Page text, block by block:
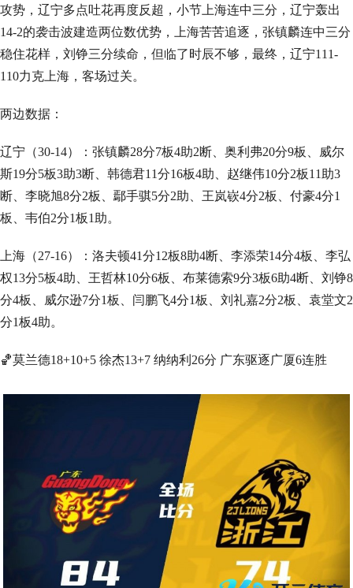
攻势，辽宁多点吐花再度反超，小节上海连中三分，辽宁轰出
14-2的袭击波建造两位数优势，上海苦苦追逐，张镇麟连中三分
稳住花样，刘铮三分续命，但临了时辰不够，最终，辽宁111-
110力克上海，客场过关。
两边数据：
辽宁（30-14）：张镇麟28分7板4助2断、奥利弗20分9板、威尔
斯19分5板3助3断、韩德君11分16板4助、赵继伟10分2板11助3
断、李晓旭8分2板、鄢手骐5分2助、王岚嵚4分2板、付豪4分1
板、韦伯2分1板1助。
上海（27-16）：洛夫顿41分12板8助4断、李添荣14分4板、李弘
权13分5板4助、王哲林10分6板、布莱德索9分3板6助4断、刘铮8
分4板、威尔逊7分1板、闫鹏飞4分1板、刘礼嘉2分2板、袁堂文2
分1板4助。
🏀莫兰德18+10+5 徐杰13+7 纳纳利26分 广东驱逐广厦6连胜